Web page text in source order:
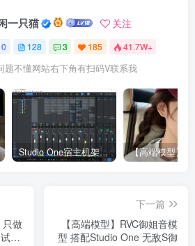
一只猫 关注
0 128 3 185 41.7W+
题不懂网站右下角有扫码V联系我
Studio One宿主机架精调效果-已设置RVC接入接口（包含插件包）
只做
你
下一篇
【高端模型】RVC御姐音模
型 搭配Studio One 无敌S御